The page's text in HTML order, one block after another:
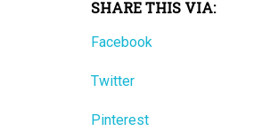
SHARE THIS VIA:
Facebook
Twitter
Pinterest